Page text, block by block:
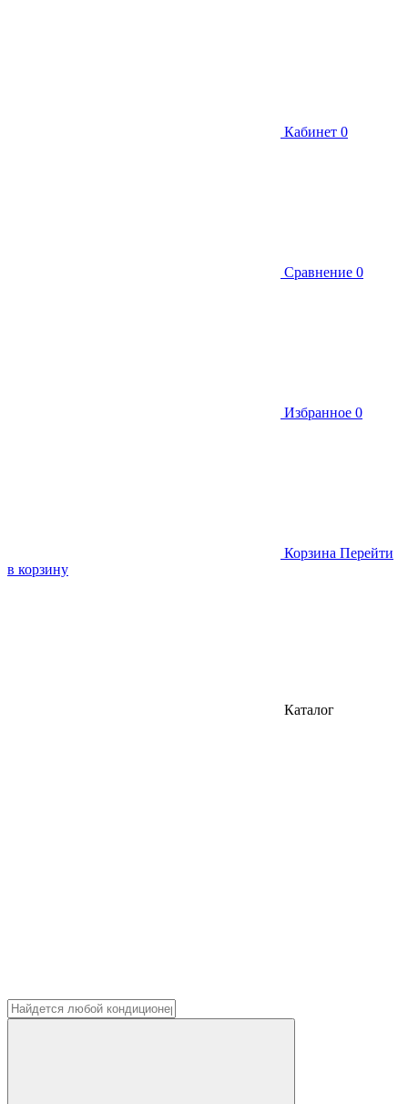
Кабинет 0
Сравнение 0
Избранное 0
Корзина Перейти
в корзину
Каталог